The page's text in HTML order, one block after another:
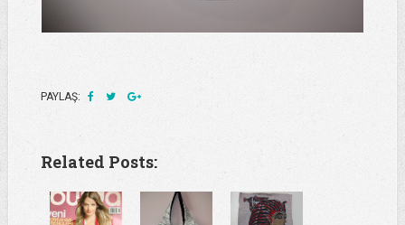
PAYLAŞ:
Related Posts: